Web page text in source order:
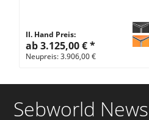
II. Hand Preis:
ab 3.125,00 €*
Neupreis: 3.906,00 €
Sebworld